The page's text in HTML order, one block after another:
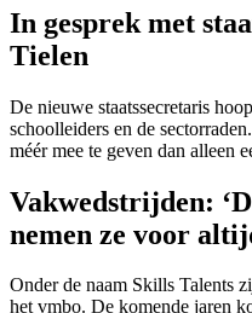
In gesprek met
Tielen
De nieuwe staatssecretaris
schoolleiders en de
méér mee te geven dan alleen
Vakwedstrijden:
nemen ze voor
Onder de naam Skills Talents
het vmbo. De komende jaren